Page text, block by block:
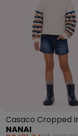
Casaco Cropped
Menina em Tricô
NANAI